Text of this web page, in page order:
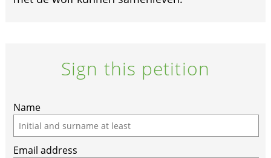
Sign this petition
Name
Email address